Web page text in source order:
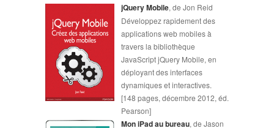
jQuery Mobile, de Jon Reid
Développez rapidement des
applications web mobiles à
travers la bibliothèque
JavaScript jQuery Mobile, en
déployant des interfaces
dynamiques et interactives.
[148 pages, décembre 2012, éd.
Pearson]
Mon iPad au bureau, de Jason